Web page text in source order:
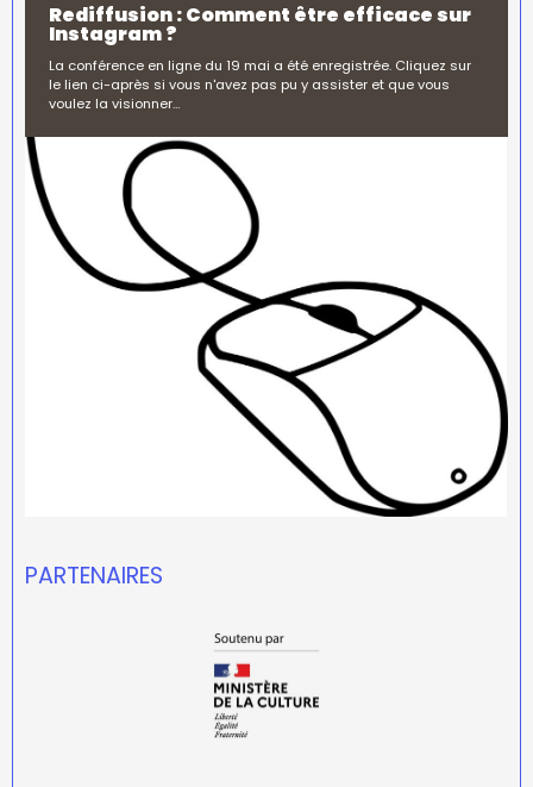
Rediffusion : Comment être efficace sur
Instagram ?
La conférence en ligne du 19 mai a été enregistrée. Cliquez sur
le lien ci-après si vous n'avez pas pu y assister et que vous
voulez la visionner…
PARTENAIRES